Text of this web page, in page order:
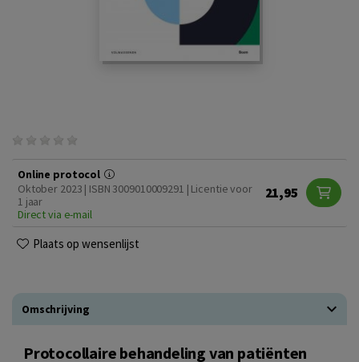
Online protocol
Oktober 2023 | ISBN 3009010009291 | Licentie voor
1 jaar
Direct via e-mail
21,95
Plaats op wensenlijst
Omschrijving
Protocollaire behandeling van patiënten